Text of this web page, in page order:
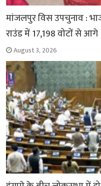
मांजलपुर विस उपचुनाव :
राउंड में 17,198 वोटों से आगे
August 3, 2026